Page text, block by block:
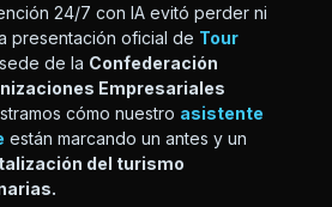
24/7 con IA evitó perder ni
presentación oficial de Tour
de la Confederación
Empresariales
cómo nuestro asistente
están marcando un antes y un
del turismo